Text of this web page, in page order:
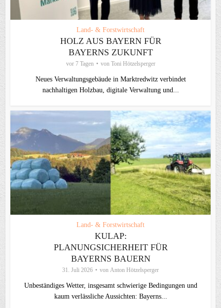
Land- & Forstwirtschaft
HOLZ AUS BAYERN FÜR
BAYERNS ZUKUNFT
vor 7 Tagen von Toni Hötzelsperger
Neues Verwaltungsgebäude in Marktredwitz verbindet
nachhaltigen Holzbau, digitale Verwaltung und...
Land- & Forstwirtschaft
KULAP:
PLANUNGSICHERHEIT FÜR
BAYERNS BAUERN
31. Juli 2026 von Anton Hötzelsperger
Unbeständiges Wetter, insgesamt schwierige Bedingungen und
kaum verlässliche Aussichten: Bayerns...